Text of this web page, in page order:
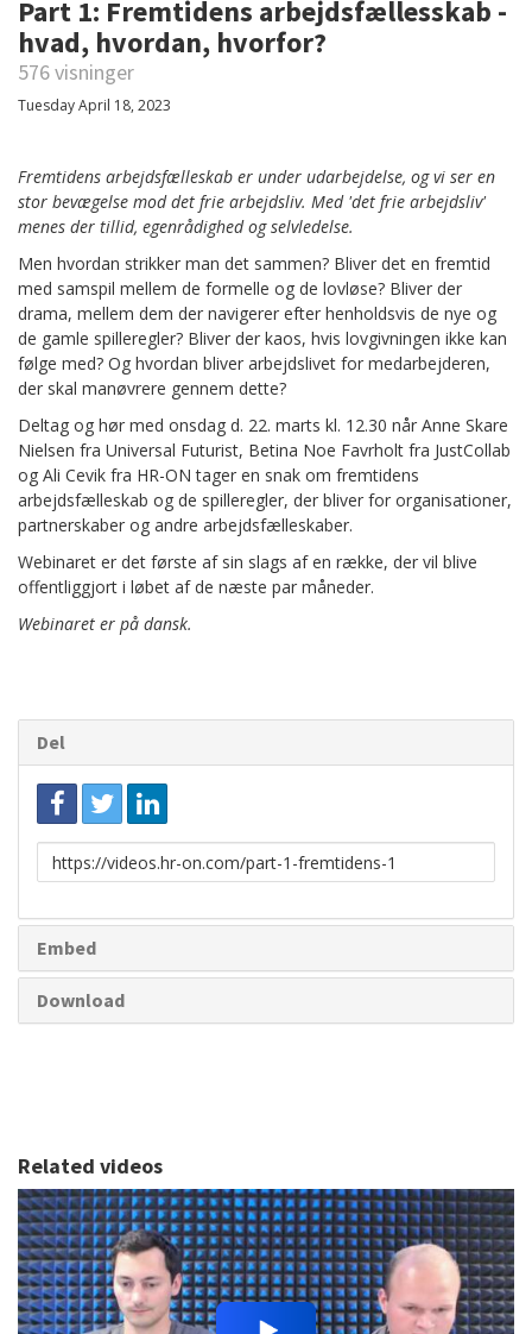
Part 1: Fremtidens arbejdsfællesskab -
hvad, hvordan, hvorfor?
576 visninger
Tuesday April 18, 2023
Fremtidens arbejdsfælleskab er under udarbejdelse, og vi ser en
stor bevægelse mod det frie arbejdsliv. Med 'det frie arbejdsliv'
menes der tillid, egenrådighed og selvledelse.
Men hvordan strikker man det sammen? Bliver det en fremtid
med samspil mellem de formelle og de lovløse? Bliver der
drama, mellem dem der navigerer efter henholdsvis de nye og
de gamle spilleregler? Bliver der kaos, hvis lovgivningen ikke kan
følge med? Og hvordan bliver arbejdslivet for medarbejderen,
der skal manøvrere gennem dette?
Deltag og hør med onsdag d. 22. marts kl. 12.30 når Anne Skare
Nielsen fra Universal Futurist, Betina Noe Favrholt fra JustCollab
og Ali Cevik fra HR-ON tager en snak om fremtidens
arbejdsfælleskab og de spilleregler, der bliver for organisationer,
partnerskaber og andre arbejdsfælleskaber.
Webinaret er det første af sin slags af en række, der vil blive
offentliggjort i løbet af de næste par måneder.
Webinaret er på dansk.
Del
Link
til
Embed
Download
Related videos